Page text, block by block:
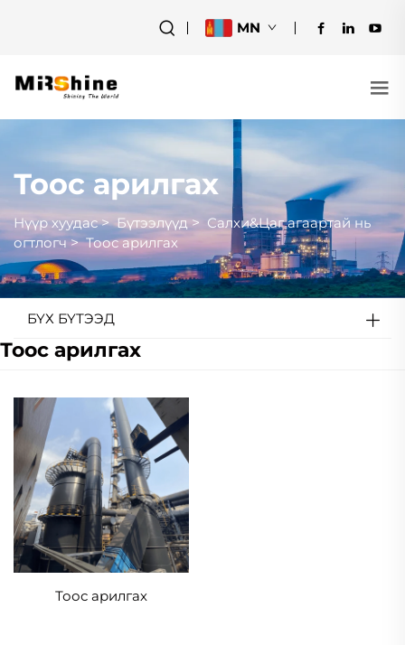
MN
Тоос арилгах
Нүүр хуудас>Бүтээлүүд> Салхи&Цаг агаартай нь
огтлогч>Тоос арилгах
БҮХ БҮТЭЭД
Тоос арилгах
Тоос арилгах